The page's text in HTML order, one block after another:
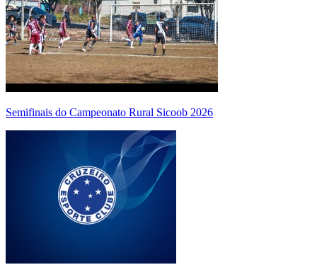
Semifinais do Campeonato Rural Sicoob 2026